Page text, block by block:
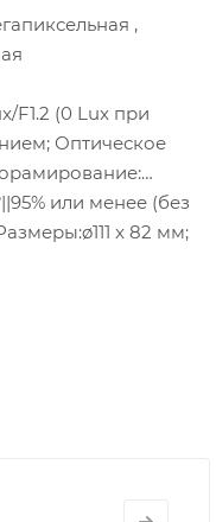
,
F1.2 (0 Lux при
Оптическое
или менее (без
x 82 мм;